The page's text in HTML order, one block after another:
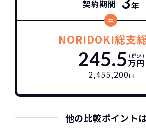
契約期間 年
NORIDOKI総支
245.5万円
(税込)
2,455,200円
他の比較ポイント